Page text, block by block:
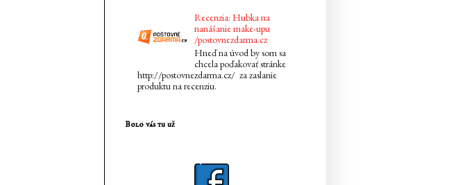
Recenzia: Hubka na
nanášanie make-upu
/postovnezdarma.cz
Hneď na úvod by som sa
chcela poďakovať stránke
http://postovnezdarma.cz/ za zaslanie
produktu na recenziu.
Bolo vás tu už